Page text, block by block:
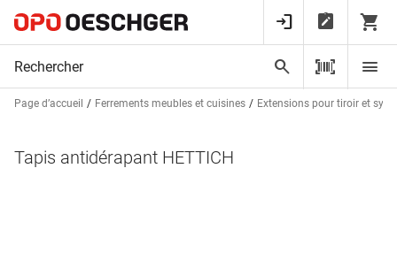
Page d’accueil Ferrements meubles et cuisines Extensions pour tiroir et
Tapis antidérapant HETTICH